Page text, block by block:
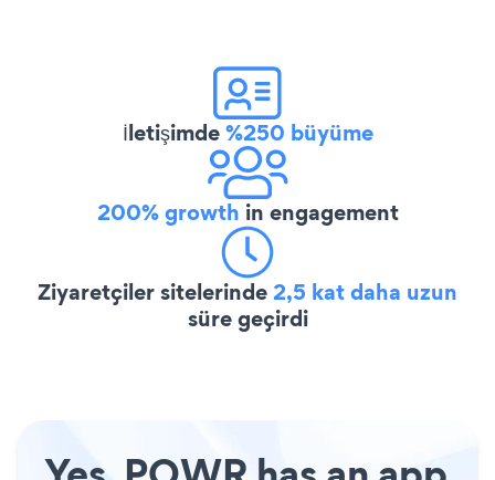
İletişimde%250 büyüme
200% growth in engagement
Ziyaretçiler sitelerinde2,5 kat daha uzun
süre geçirdi